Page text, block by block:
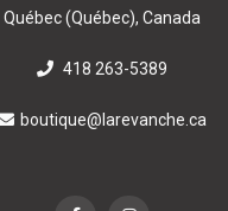
Québec (Québec), Canada
418 263-5389
boutique@larevanche.ca